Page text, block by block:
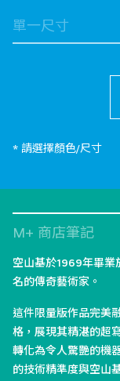
* 請選擇顏色/尺寸
M+ 商店筆記
空山基於1969年畢業
名的傳奇藝術家。
這件限量版作品完美
格，展現其精湛的超
轉化為令人驚艷的機
的技術精準度與空山